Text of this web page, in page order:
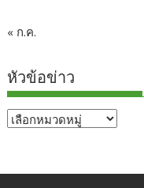
« ก.ค.
หัวข้อข่าว
หัวข้อ